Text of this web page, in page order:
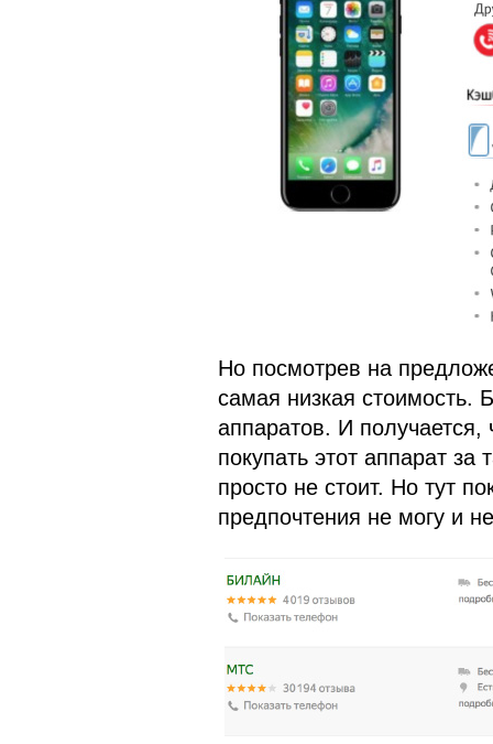
Но посмотрев на
самая низкая стоимость.
аппаратов. И получается,
покупать этот аппарат за
просто не стоит. Но тут
предпочтения не могу и